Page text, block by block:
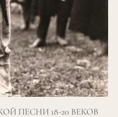
ПЕСНИ 18-20 ВЕКОВ